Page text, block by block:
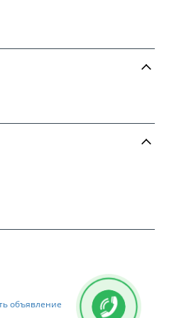
объявление